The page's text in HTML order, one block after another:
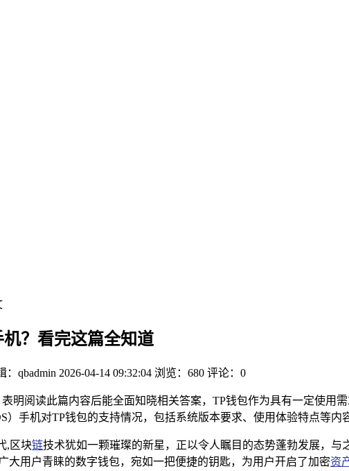
？看完这篇全知道
qbadmin 2026-04-14 09:32:04 浏览：680 评论：0
表明阅读此篇内容后能全面知晓相关答案，TP钱包作为具有一定使
）手机对TP钱包的支持情况，包括系统版本要求、使用体验特点等内
,区块链技术犹如一颗璀璨的新星，正以令人瞩目的态势蓬勃发展，
大用户青睐的数字钱包，宛如一把便捷的钥匙，为用户开启了加密资